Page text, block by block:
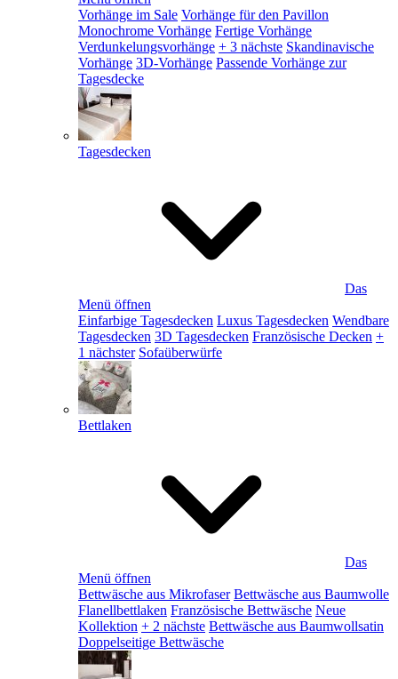
Vorhänge im Sale Vorhänge für den Pavillon
Monochrome Vorhänge Fertige Vorhänge
Verdunkelungsvorhänge + 3 nächste Skandinavische
Vorhänge 3D-Vorhänge Passende Vorhänge zur
Tagesdecke
Tagesdecken
Das
Menü öffnen
Einfarbige Tagesdecken Luxus Tagesdecken Wendbare
Tagesdecken 3D Tagesdecken Französische Decken +
1 nächster Sofaüberwürfe
Bettlaken
Das
Menü öffnen
Bettwäsche aus Mikrofaser Bettwäsche aus Baumwolle
Flanellbettlaken Französische Bettwäsche Neue
Kollektion + 2 nächste Bettwäsche aus Baumwollsatin
Doppelseitige Bettwäsche